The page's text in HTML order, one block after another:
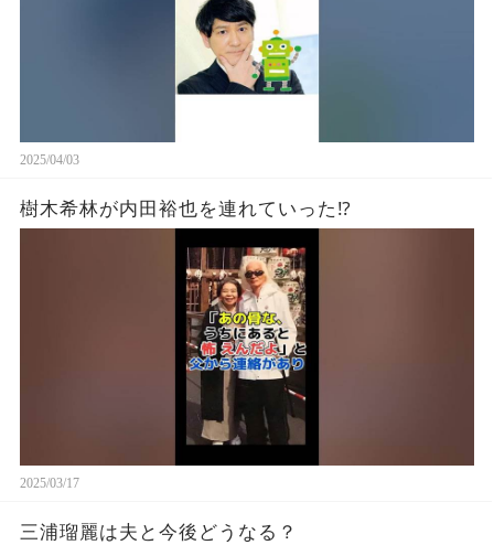
2025/04/03
樹木希林が内田裕也を連れていった⁉︎
2025/03/17
三浦瑠麗は夫と今後どうなる？